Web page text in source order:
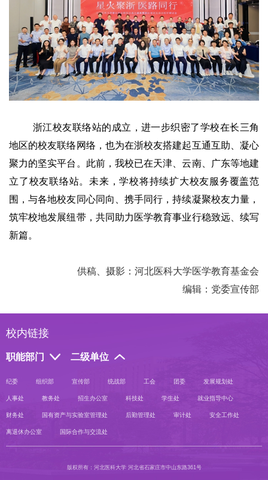
浙江校友联络站的成立，进一步织密了学校在长三角
地区的校友联络网络，也为在浙校友搭建起互通互助、凝心
聚力的坚实平台。此前，我校已在天津、云南、广东等地建
立了校友联络站。未来，学校将持续扩大校友服务覆盖范
围，与各地校友同心同向、携手同行，持续凝聚校友力量，
筑牢校地发展纽带，共同助力医学教育事业行稳致远、续写
新篇。
供稿、摄影：河北医科大学医学教育基金会
编辑：党委宣传部
校内链接
职能部门 二级单位
纪委 组织部 宣传部 统战部 工会 团委 发展规划处
人事处 教务处 招生办公室 科技处 学生处 就业指导中心
财务处 国有资产与实验室管理处 后勤管理处 审计处 安全工作处
离退休办公室 国际合作与交流处
版权所有：河北医科大学 河北省石家庄市中山东路361号